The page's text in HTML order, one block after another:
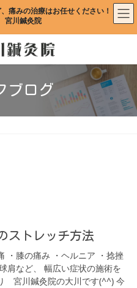
痛みの治療はお任せください！
宮川鍼灸院
ブログ
ストレッチ方法
・膝の痛み ・ヘルニア ・捻挫
肩など、 幅広い症状の施術を
宮川鍼灸院の大川です(^^) 今